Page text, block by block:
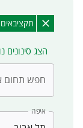
תקציבאים
הצג סינונים
חפש תחום
איפה